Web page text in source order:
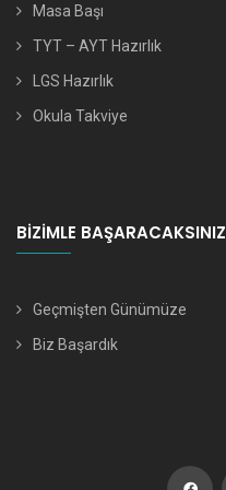
Masa Başı
TYT – AYT Hazırlık
LGS Hazırlık
Okula Takviye
BIZIMLE BAŞARACAKSINIZ
Geçmişten Günümüze
Biz Başardık